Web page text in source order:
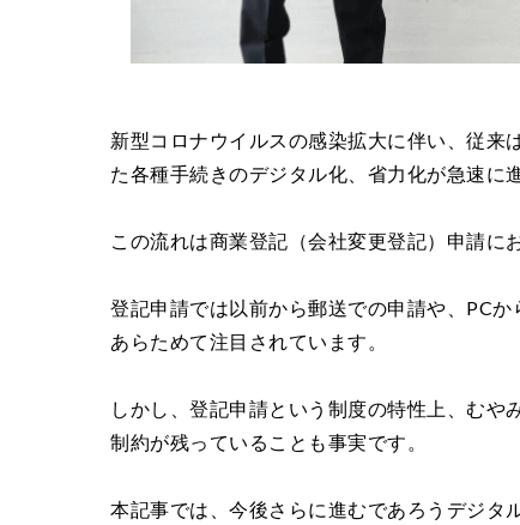
新型コロナウイルスの感染拡大に伴い、従来
た各種手続きのデジタル化、省力化が急速に
この流れは商業登記（会社変更登記）申請に
登記申請では以前から郵送での申請や、PC
あらためて注目されています。
しかし、登記申請という制度の特性上、む
制約が残っていることも事実です。
本記事では、今後さらに進むであろうデジタ